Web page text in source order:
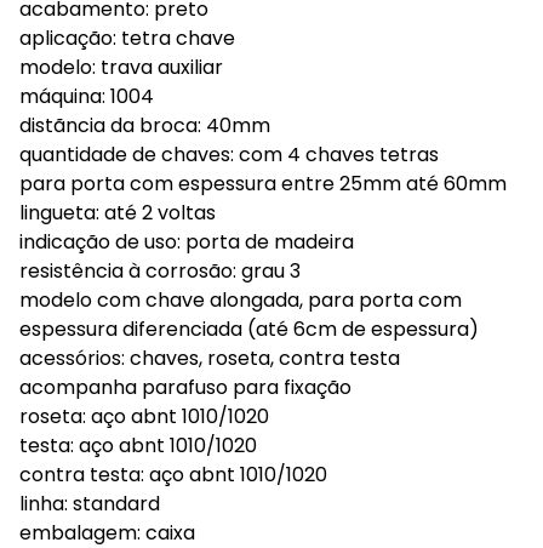
acabamento: preto
aplicação: tetra chave
modelo: trava auxiliar
máquina: 1004
distãncia da broca: 40mm
quantidade de chaves: com 4 chaves tetras
para porta com espessura entre 25mm até 60mm
lingueta: até 2 voltas
indicação de uso: porta de madeira
resistência à corrosão: grau 3
modelo com chave alongada, para porta com
espessura diferenciada (até 6cm de espessura)
acessórios: chaves, roseta, contra testa
acompanha parafuso para fixação
roseta: aço abnt 1010/1020
testa: aço abnt 1010/1020
contra testa: aço abnt 1010/1020
linha: standard
embalagem: caixa